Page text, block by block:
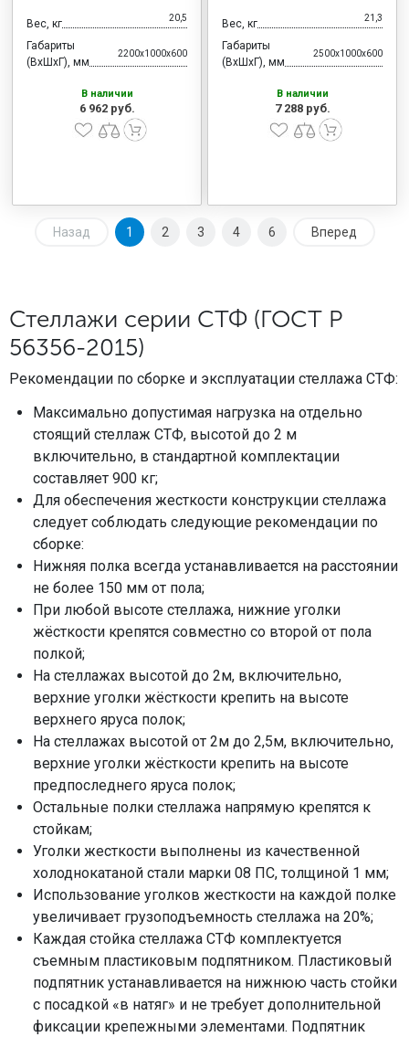
Вес, кг 20,5
Габариты
(ВхШхГ), мм
2200x1000x600
В наличии
6 962 руб.
Вес, кг 21,3
Габариты
(ВхШхГ), мм
2500x1000x600
В наличии
7 288 руб.
Назад 1 2 3 4 6 Вперед
Стеллажи серии СТФ (ГОСТ Р
56356-2015)
Рекомендации по сборке и эксплуатации стеллажа СТФ:
Максимально допустимая нагрузка на отдельно
стоящий стеллаж СТФ, высотой до 2 м
включительно, в стандартной комплектации
составляет 900 кг;
Для обеспечения жесткости конструкции стеллажа
следует соблюдать следующие рекомендации по
сборке:
Нижняя полка всегда устанавливается на расстоянии
не более 150 мм от пола;
При любой высоте стеллажа, нижние уголки
жёсткости крепятся совместно со второй от пола
полкой;
На стеллажах высотой до 2м, включительно,
верхние уголки жёсткости крепить на высоте
верхнего яруса полок;
На стеллажах высотой от 2м до 2,5м, включительно,
верхние уголки жёсткости крепить на высоте
предпоследнего яруса полок;
Остальные полки стеллажа напрямую крепятся к
стойкам;
Уголки жесткости выполнены из качественной
холоднокатаной стали марки 08 ПС, толщиной 1 мм;
Использование уголков жесткости на каждой полке
увеличивает грузоподъемность стеллажа на 20%;
Каждая стойка стеллажа СТФ комплектуется
съемным пластиковым подпятником. Пластиковый
подпятник устанавливается на нижнюю часть стойки
с посадкой «в натяг» и не требует дополнительной
фиксации крепежными элементами. Подпятник